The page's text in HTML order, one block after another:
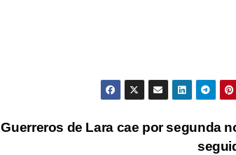
Guerreros de Lara cae por segunda